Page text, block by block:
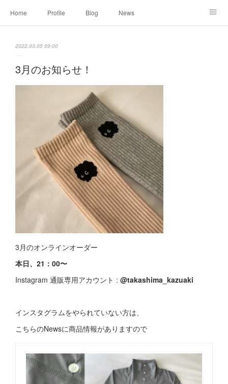
Home Profile Blog News
2022.03.05 09:00
3月のお知らせ！
3月のオンラインオーダー
本日、21：00〜
Instagram 通販専用アカウント : @takashima_kazuaki
インスタグラムをやられていない方は、
こちらのNewsに商品情報がありますので